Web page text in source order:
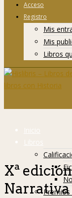
Acceso
Registro
Mis
Mis
Libros
Inicio
Libros
Xª
Narrativa